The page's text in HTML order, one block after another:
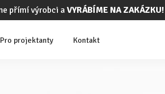
přímí výrobci aVYRÁBÍME NA ZAKÁZKU!
Pro projektanty Kontakt